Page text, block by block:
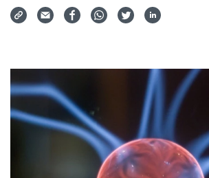
Via Mail teilen
Auf Facebook teilen
Auf WhatsApp teilen
Auf Twitter
Auf